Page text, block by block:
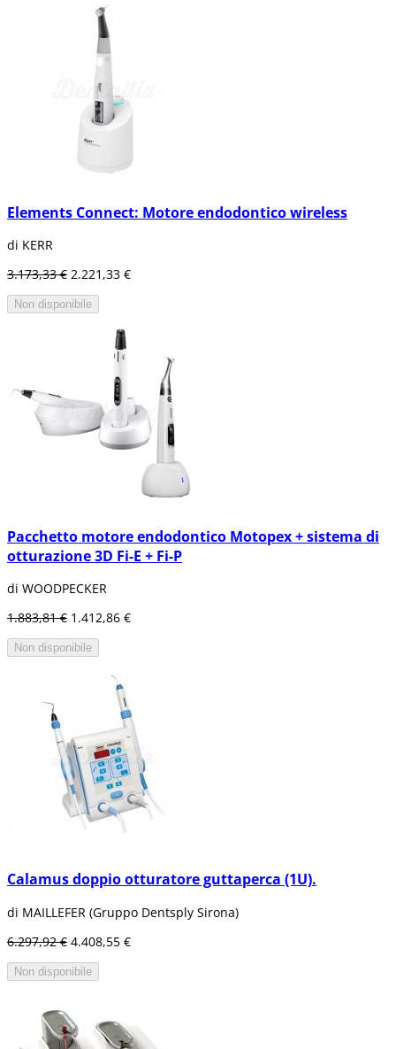
Elements Connect: Motore endodontico wireless
di KERR
3.173,33 € 2.221,33 €
Non disponibile
Pacchetto motore endodontico Motopex + sistema di
otturazione 3D Fi-E + Fi-P
di WOODPECKER
1.883,81 € 1.412,86 €
Non disponibile
Calamus doppio otturatore guttaperca (1U).
di MAILLEFER (Gruppo Dentsply Sirona)
6.297,92 € 4.408,55 €
Non disponibile